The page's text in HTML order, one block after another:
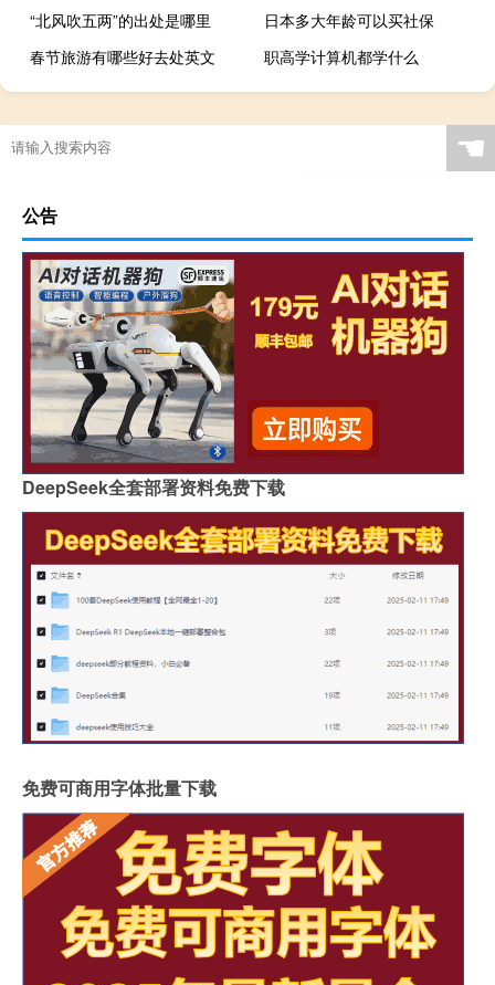
“北风吹五两”的出处是哪里
日本多大年龄可以买社保
春节旅游有哪些好去处英文
职高学计算机都学什么
☚
公告
DeepSeek全套部署资料免费下载
免费可商用字体批量下载